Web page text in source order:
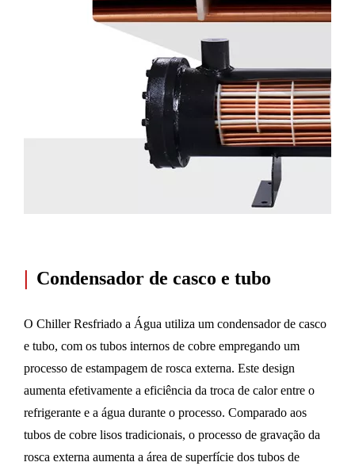
| Condensador de casco e tubo
O Chiller Resfriado a Água utiliza um condensador de casco
e tubo, com os tubos internos de cobre empregando um
processo de estampagem de rosca externa. Este design
aumenta efetivamente a eficiência da troca de calor entre o
refrigerante e a água durante o processo. Comparado aos
tubos de cobre lisos tradicionais, o processo de gravação da
rosca externa aumenta a área de superfície dos tubos de